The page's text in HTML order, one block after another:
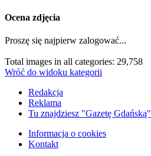
Ocena zdjęcia
Proszę się najpierw zalogować...
Total images in all categories: 29,758
Wróć do widoku kategorii
Redakcja
Reklama
Tu znajdziesz "Gazetę Gdańską"
Informacja o cookies
Kontakt